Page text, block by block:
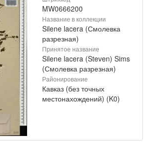
MW0666200
Название в коллекции
Silene lacera (Смолевка
разрезная)
Принятое название
Silene lacera (Steven) Sims
(Смолевка разрезная)
Районирование
Кавказ (без точных
местонахождений) (K0)